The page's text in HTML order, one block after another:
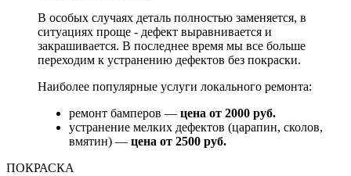
В особых случаях деталь полностью заменяется, в
ситуациях проще - дефект выравнивается и
закрашивается. В последнее время мы все больше
переходим к устранению дефектов без покраски.
Наиболее популярные услуги локального ремонта:
ремонт бамперов — цена от 2000 руб.
устранение мелких дефектов (царапин, сколов,
вмятин) — цена от 2500 руб.
ПОКРАСКА